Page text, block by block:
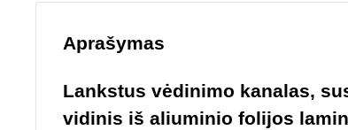
Aprašymas
Lankstus vėdinimo kanalas,
vidinis iš aliuminio folijos